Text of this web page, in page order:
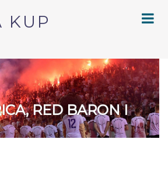
KUP
RED BARON I